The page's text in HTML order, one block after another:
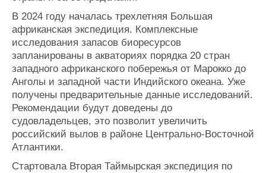
Конференции
Выставки и семинары
Личности
Словарь
Флот
Галерея флота
Форум
Отзывы
Все службы
В 2024 году началась трехлетняя Большая
африканская экспедиция. Комплексные
исследования запасов биоресурсов
запланированы в акваториях порядка 20 стран
западного африканского побережья от Марокко до
Анголы и западной части Индийского океана. Уже
получены предварительные данные исследований.
Рекомендации будут доведены до
судовладельцев, это позволит увеличить
российский вылов в районе Центрально-Восточной
Атлантики.
Стартовала Вторая Таймырская экспедиция по